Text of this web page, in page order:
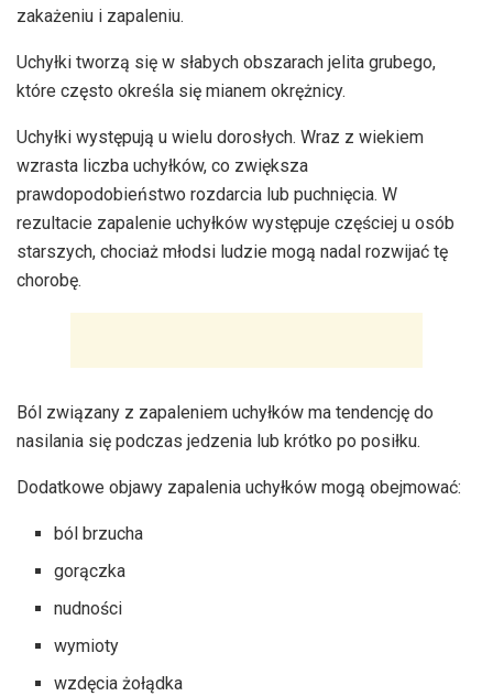
zakażeniu i zapaleniu.
Uchyłki tworzą się w słabych obszarach jelita grubego,
które często określa się mianem okrężnicy.
Uchyłki występują u wielu dorosłych. Wraz z wiekiem
wzrasta liczba uchyłków, co zwiększa
prawdopodobieństwo rozdarcia lub puchnięcia. W
rezultacie zapalenie uchyłków występuje częściej u osób
starszych, chociaż młodsi ludzie mogą nadal rozwijać tę
chorobę.
Ból związany z zapaleniem uchyłków ma tendencję do
nasilania się podczas jedzenia lub krótko po posiłku.
Dodatkowe objawy zapalenia uchyłków mogą obejmować:
ból brzucha
gorączka
nudności
wymioty
wzdęcia żołądka